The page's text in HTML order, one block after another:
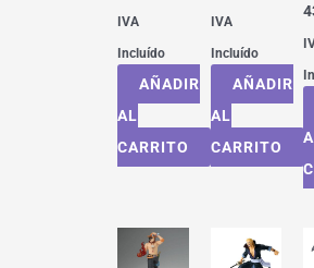
IVA
Incluído
AÑADIR
AL
CARRITO
IVA
Incluído
AÑADIR
AL
CARRITO